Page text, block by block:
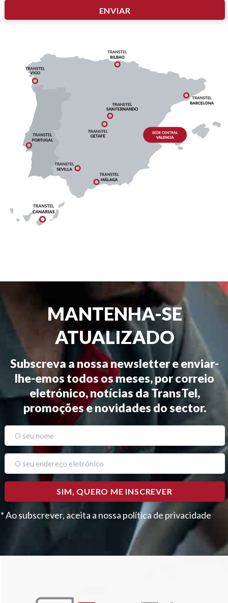
MANTENHA-SE
ATUALIZADO
Subscreva a nossa newsletter e enviar-
lhe-emos todos os meses, por correio
eletrónico, notícias da TransTel,
promoções e novidades do sector.
* Ao subscrever, aceita a nossa política de privacidade